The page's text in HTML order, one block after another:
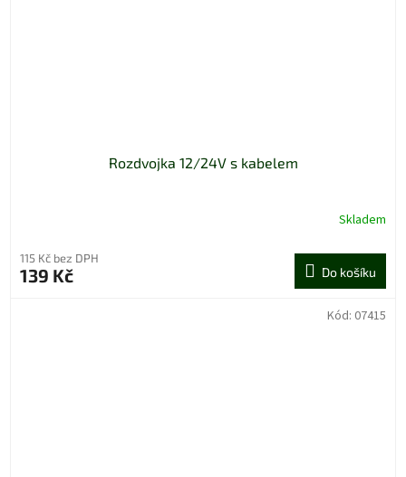
Rozdvojka 12/24V s kabelem
Skladem
115 Kč bez DPH
139 Kč Do košíku
Kód: 07415